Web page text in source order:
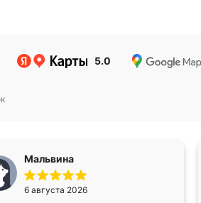
5.0
Мальвина
6 августа 2026